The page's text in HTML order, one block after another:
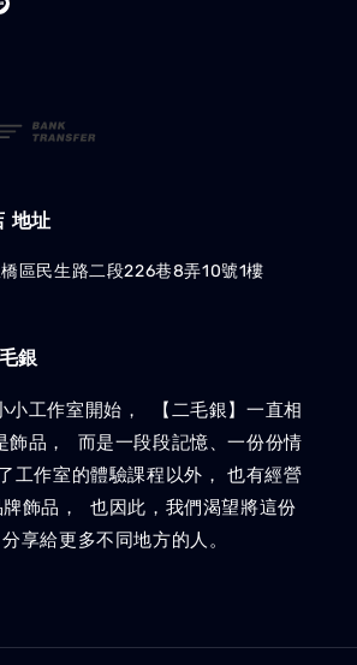
地址
區民生路二段226巷8弄10號1樓
銀
小工作室開始， 【二毛銀】一直相
飾品， 而是一段段記憶、一份份情
工作室的體驗課程以外， 也有經營
飾品， 也因此，我們渴望將這份
享給更多不同地方的人。